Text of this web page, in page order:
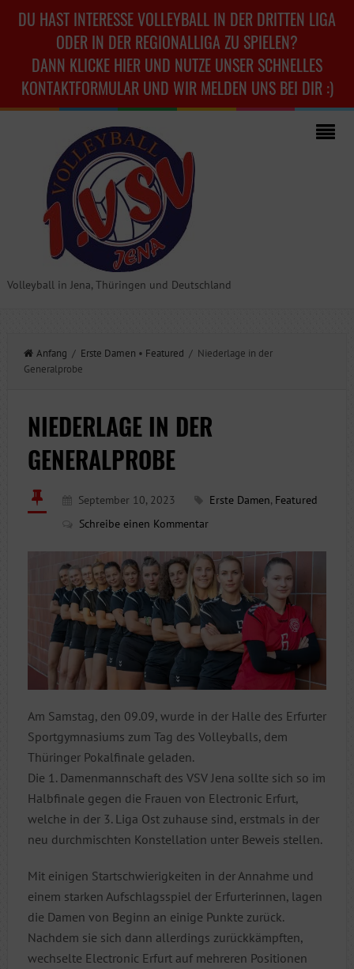
DU HAST INTERESSE VOLLEYBALL IN DER DRITTEN LIGA
ODER IN DER REGIONALLIGA ZU SPIELEN?
DANN KLICKE HIER UND NUTZE UNSER SCHNELLES
KONTAKTFORMULAR UND WIR MELDEN UNS BEI DIR :)
Volleyball in Jena, Thüringen und Deutschland
Anfang / Erste Damen • Featured / Niederlage in der
Generalprobe
NIEDERLAGE IN DER
GENERALPROBE
September 10, 2023 Erste Damen, Featured
Schreibe einen Kommentar
Am Samstag, den 09.09, wurde in der Halle des Erfurter
Sportgymnasiums zum Tag des Volleyballs, dem
Thüringer Pokalfinale geladen.
Die 1. Damenmannschaft des VSV Jena sollte sich so im
Halbfinale gegen die Frauen von Electronic Erfurt,
welche in der 3. Liga Ost zuhause sind, erstmals in der
neu durchmischten Konstellation unter Beweis stellen.
Mit einigen Startschwierigkeiten in der Annahme und
einem starken Aufschlagsspiel der Erfurterinnen, lagen
die Damen von Beginn an einige Punkte zurück.
Nachdem sie sich dann allerdings zurückkämpften,
wechselte Electronic Erfurt auf mehreren Positionen